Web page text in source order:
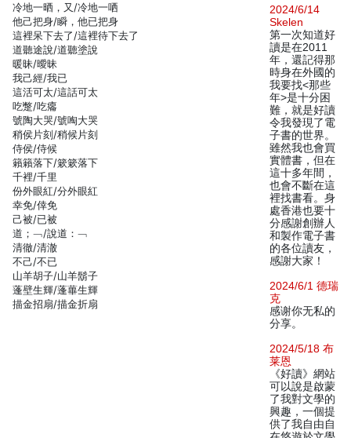
冷地一晒，又/冷地一哂
他己把身/瞬，他已把身
這裡呆下去了/這裡待下去了
道聽途說/道聽塗說
暖昧/曖昧
我己經/我已
這活可太/這話可太
吃蹩/吃癟
號陶大哭/號啕大哭
稍侯片刻/稍候片刻
侍侯/侍候
籟籟落下/簌簌落下
千裡/千里
份外眼紅/分外眼紅
幸免/倖免
己被/已被
道；﹁/說道：﹁
清徹/清澈
不己/不已
山羊胡子/山羊鬍子
蓬壁生輝/蓬蓽生輝
描金招扇/描金折扇
2024/6/14
Skelen
第一次知道好
讀是在2011
年，還記得那
時身在外國的
我要找<那些
年>是十分困
難，就是好讀
令我發現了電
子書的世界。
雖然我也會買
實體書，但在
這十多年間，
也會不斷在這
裡找書看。身
處香港也要十
分感謝創辦人
和製作電子書
的各位讀友，
感謝大家！
2024/6/1 德瑞
克
感谢你无私的
分享。
2024/5/18 布
莱恩
《好讀》網站
可以說是啟蒙
了我對文學的
興趣，一個提
供了我自由自